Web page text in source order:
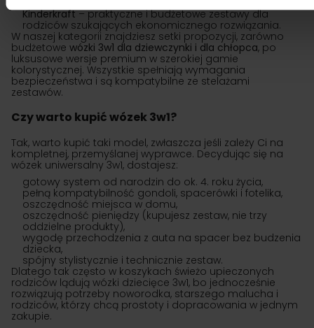
zróżnicowany teren.
Kinderkraft– praktyczne i budżetowe zestawy dla
rodziców szukających ekonomicznego rozwiązania.
W naszej kategorii znajdziesz setki propozycji, zarówno
budżetowe wózki 3w1 dla dziewczynki i dla chłopca, po
luksusowe wersje premium w szerokiej gamie
kolorystycznej. Wszystkie spełniają wymagania
bezpieczeństwa i są kompatybilne ze stelażami
zestawów.
Czy warto kupić wózek 3w1?
Tak, warto kupić taki model, zwłaszcza jeśli zależy Ci na
kompletnej, przemyślanej wyprawce. Decydując się na
wózek uniwersalny 3w1, dostajesz:
gotowy system od narodzin do ok. 4. roku życia,
pełną kompatybilność gondoli, spacerówki i fotelika,
oszczędność miejsca w domu,
oszczędność pieniędzy (kupujesz zestaw, nie trzy
oddzielne produkty),
wygodę przechodzenia z auta na spacer bez budzenia
dziecka,
spójny stylistycznie i technicznie zestaw.
Dlatego tak często w koszykach świeżo upieczonych
rodziców lądują wózki dziecięce 3w1, bo jednocześnie
rozwiązują potrzeby noworodka, starszego malucha i
rodziców, którzy chcą prostoty i dopracowania w jednym
zakupie.